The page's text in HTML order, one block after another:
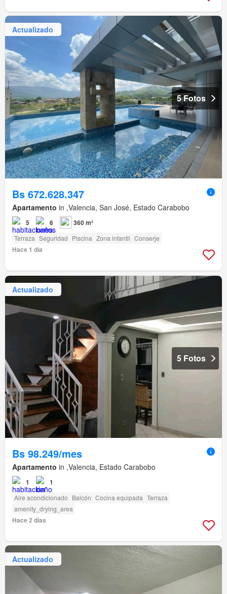
Actualizado
5 Fotos
Bs 672.628.347
Apartamento in ,Valencia, San José, Estado Carabobo
5 6 360 m²
Terraza Seguridad Piscina Zona infantil Conserje
Hace 1 día
Actualizado
5 Fotos
Bs 98.249/mes
Apartamento in ,Valencia, Estado Carabobo
1 1
Aire acondicionado Balcón Cocina equipada Terraza
amenity_drying_area
Hace 2 días
Actualizado